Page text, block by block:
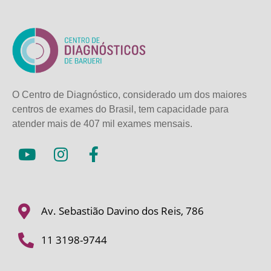
O Centro de Diagnóstico, considerado um dos maiores
centros de exames do Brasil, tem capacidade para
atender mais de 407 mil exames mensais.
Av. Sebastião Davino dos Reis, 786
11 3198-9744